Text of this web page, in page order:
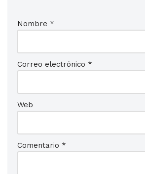
Nombre *
Correo electrónico *
Web
Comentario *